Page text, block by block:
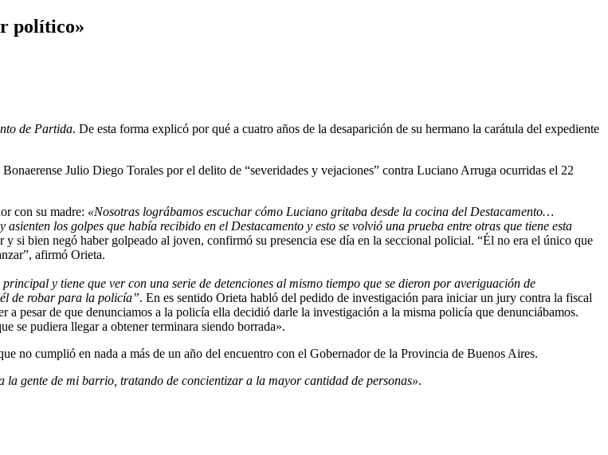
político»
de Partida. De esta forma explicó por qué a cuatro años de la desaparición de su hermano la carátula del expediente
Julio Diego Torales por el delito de “severidades y vejaciones” contra Luciano Arruga ocurridas el 22
con su madre: «Nosotras lográbamos escuchar cómo Luciano gritaba desde la cocina del Destacamento…
los golpes que había recibido en el Destacamento y esto se volvió una prueba entre otras que tiene esta
si bien negó haber golpeado al joven, confirmó su presencia ese día en la seccional policial. “Él no era el único que
afirmó Orieta.
y tiene que ver con una serie de detenciones al mismo tiempo que se dieron por averiguación de
él de robar para la policía”. En es sentido Orieta habló del pedido de investigación para iniciar un jury contra la fiscal
pesar de que denunciamos a la policía ella decidió darle la investigación a la misma policía que denunciábamos.
se pudiera llegar a obtener terminara siendo borrada».
no cumplió en nada a más de un año del encuentro con el Gobernador de la Provincia de Buenos Aires.
la gente de mi barrio, tratando de concientizar a la mayor cantidad de personas».